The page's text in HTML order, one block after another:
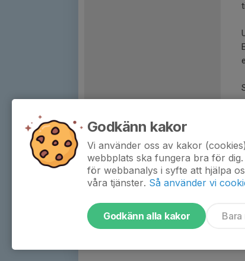
Godkänn kakor
Vi använder oss av kakor
webbplats ska fungera bra för
för webbanalys i syfte att hjälpa
våra tjänster. Så använder vi
Godkänn alla kakor Bara